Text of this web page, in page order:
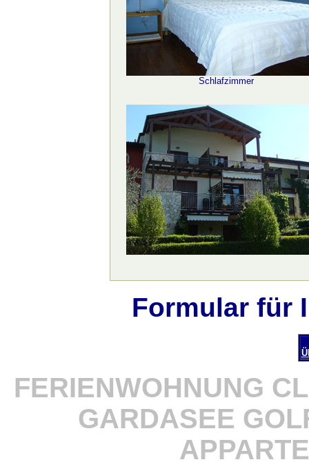
Schlafzimmer
Formular für
FERIENWOHNUNG
GARDASEE